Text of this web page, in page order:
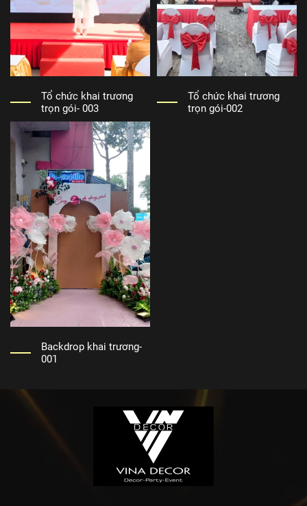
Tổ chức khai trương
trọn gói- 003
Tổ chức khai trương
trọn gói-002
Backdrop khai trương-
001